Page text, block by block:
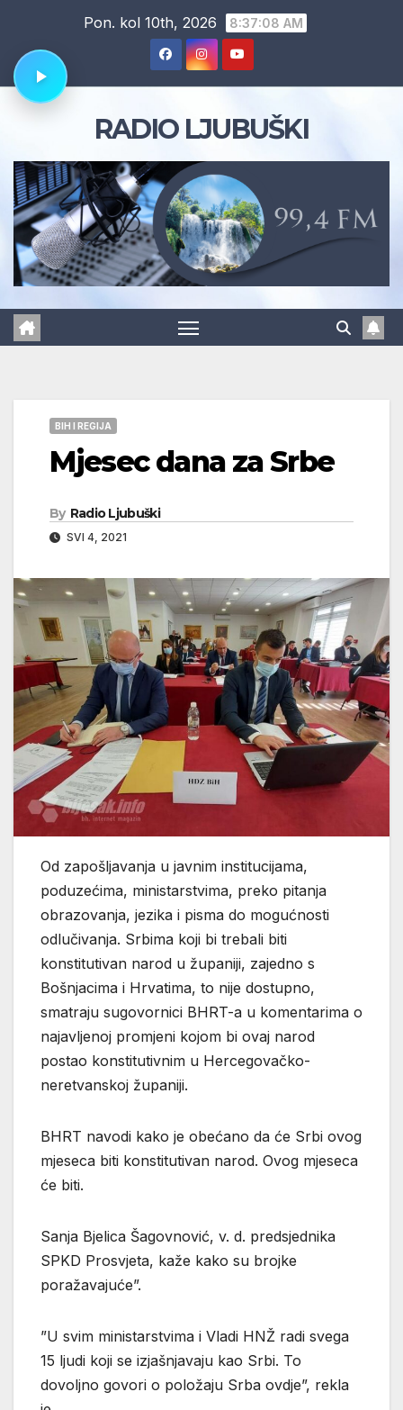
content
Pon. kol 10th, 2026 8:37:09 AM
RADIO LJUBUŠKI
BIH I REGIJA
Mjesec dana za Srbe
By Radio Ljubuški
SVI 4, 2021
Od zapošljavanja u javnim institucijama,
poduzećima, ministarstvima, preko pitanja
obrazovanja, jezika i pisma do mogućnosti
odlučivanja. Srbima koji bi trebali biti
konstitutivan narod u županiji, zajedno s
Bošnjacima i Hrvatima, to nije dostupno,
smatraju sugovornici BHRT-a u komentarima o
najavljenoj promjeni kojom bi ovaj narod
postao konstitutivnim u Hercegovačko-
neretvanskoj županiji.
BHRT navodi kako je obećano da će Srbi ovog
mjeseca biti konstitutivan narod. Ovog mjeseca
će biti.
Sanja Bjelica Šagovnović, v. d. predsjednika
SPKD Prosvjeta, kaže kako su brojke
poražavajuće”.
”U svim ministarstvima i Vladi HNŽ radi svega
15 ljudi koji se izjašnjavaju kao Srbi. To
dovoljno govori o položaju Srba ovdje”, rekla